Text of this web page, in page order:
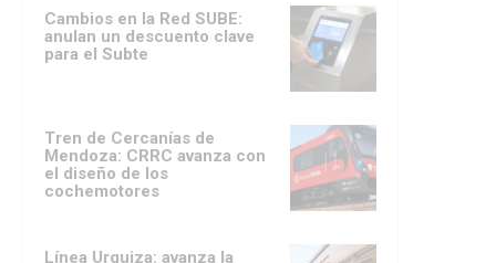
Cambios en la Red SUBE:
anulan un descuento clave
para el Subte
Tren de Cercanías de
Mendoza: CRRC avanza con
el diseño de los
cochemotores
Línea Urquiza: avanza la